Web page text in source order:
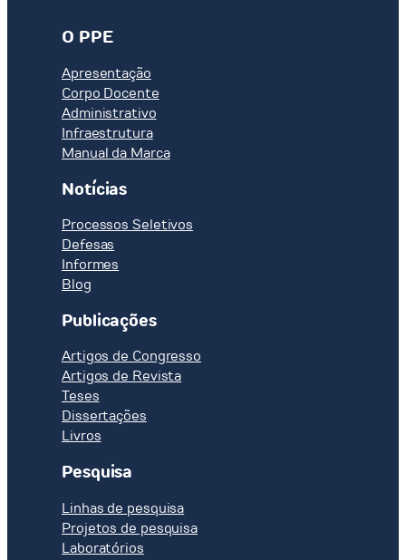
O PPE
Apresentação
Corpo Docente
Administrativo
Infraestrutura
Manual da Marca
Notícias
Processos Seletivos
Defesas
Informes
Blog
Publicações
Artigos de Congresso
Artigos de Revista
Teses
Dissertações
Livros
Pesquisa
Linhas de pesquisa
Projetos de pesquisa
Laboratórios